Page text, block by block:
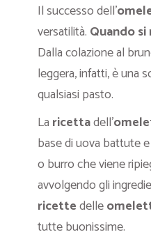
Il successo dell’
versatilità. Quando
Dalla colazione al
leggera, infatti, è una
qualsiasi pasto.
La ricettadell’
base di uova battute
o burro che viene
avvolgendo gli
ricettedelle
tutte buonissime.